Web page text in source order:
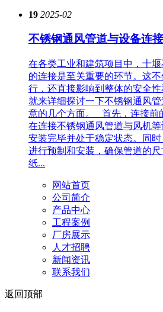
19 2025-02
不锈钢通风管道与设备连
在各类工业和建筑项目中，十
的连接是至关重要的环节。这
行，还直接影响到整体的安全
就来详细探讨一下不锈钢通风
意的几个方面。 首先，连接前
在连接不锈钢通风管道与风机
安装完毕并处于稳定状态。同
进行预制和安装，确保管道的
纸...
网站首页
公司简介
产品中心
工程案例
厂房展示
人才招聘
新闻资讯
联系我们
返回顶部